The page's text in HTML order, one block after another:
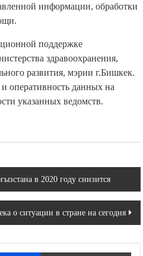
информации, обработки
поддержке
здравоохранения,
развития, мэрии г.Бишкек.
оперативность данных на
указанных ведомств.
в 2020 году снизится
о ситуации в стране на сегодня